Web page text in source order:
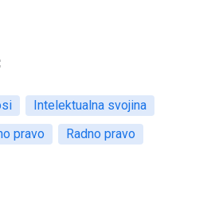
Intelektualna svojina
pravo Radno pravo